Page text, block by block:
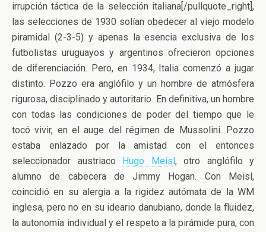
irrupción táctica de la selección italiana[/pullquote_right],
las selecciones de 1930 solían obedecer al viejo modelo
piramidal (2-3-5) y apenas la esencia exclusiva de los
futbolistas uruguayos y argentinos ofrecieron opciones
de diferenciación. Pero, en 1934, Italia comenzó a jugar
distinto. Pozzo era anglófilo y un hombre de atmósfera
rigurosa, disciplinado y autoritario. En definitiva, un hombre
con todas las condiciones de poder del tiempo que le
tocó vivir, en el auge del régimen de Mussolini. Pozzo
estaba enlazado por la amistad con el entonces
seleccionador austriaco Hugo Meisl, otro anglófilo y
alumno de cabecera de Jimmy Hogan. Con Meisl,
coincidió en su alergia a la rigidez autómata de la WM
inglesa, pero no en su ideario danubiano, donde la fluidez,
la autonomía individual y el respeto a la pirámide pura, con